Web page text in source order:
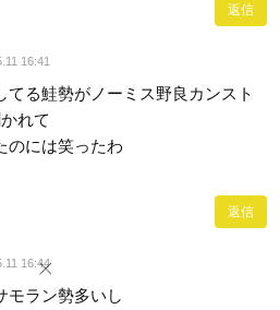
返信
16:41
てる鮭勢がノーミス野良カンスト
れて
のには笑ったわ
返信
16:44
モラン勢多いし